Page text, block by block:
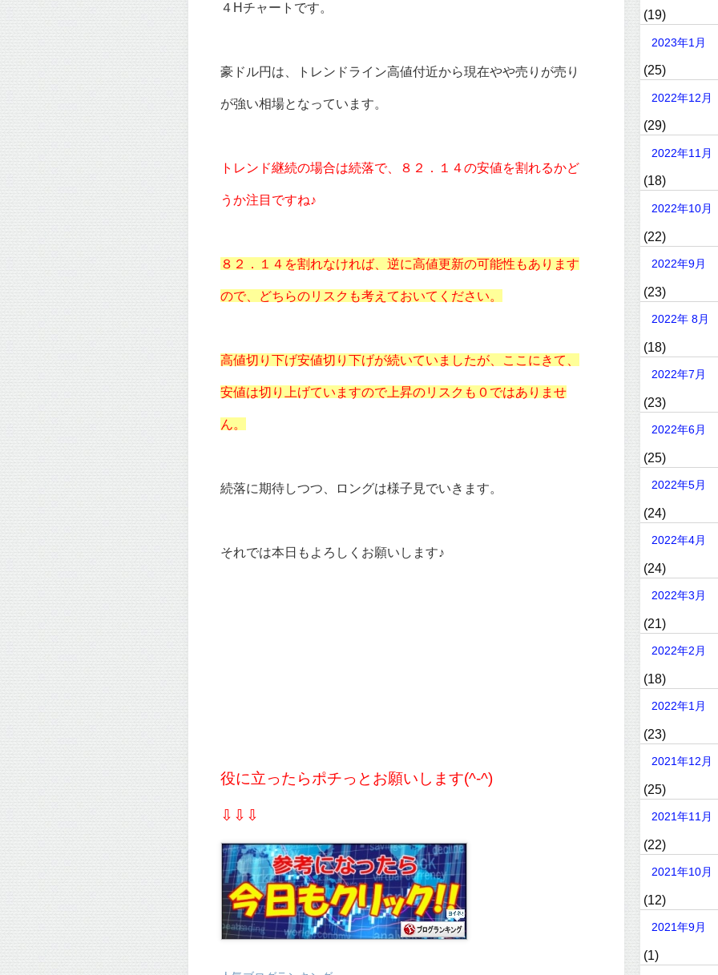
４Hチャートです。
豪ドル円は、トレンドライン高値付近から現在やや売りが売り
が強い相場となっています。
トレンド継続の場合は続落で、８２．１４の安値を割れるかど
うか注目ですね♪
８２．１４を割れなければ、逆に高値更新の可能性もあります
ので、どちらのリスクも考えておいてください。
高値切り下げ安値切り下げが続いていましたが、ここにきて、
安値は切り上げていますので上昇のリスクも０ではありませ
ん。
続落に期待しつつ、ロングは様子見でいきます。
それでは本日もよろしくお願いします♪
役に立ったらポチっとお願いします(^-^)
⇩⇩⇩
(19)
2023年1月
(25)
2022年12月
(29)
2022年11月
(18)
2022年10月
(22)
2022年9月
(23)
2022年 8月
(18)
2022年7月
(23)
2022年6月
(25)
2022年5月
(24)
2022年4月
(24)
2022年3月
(21)
2022年2月
(18)
2022年1月
(23)
2021年12月
(25)
2021年11月
(22)
2021年10月
(12)
2021年9月
(1)